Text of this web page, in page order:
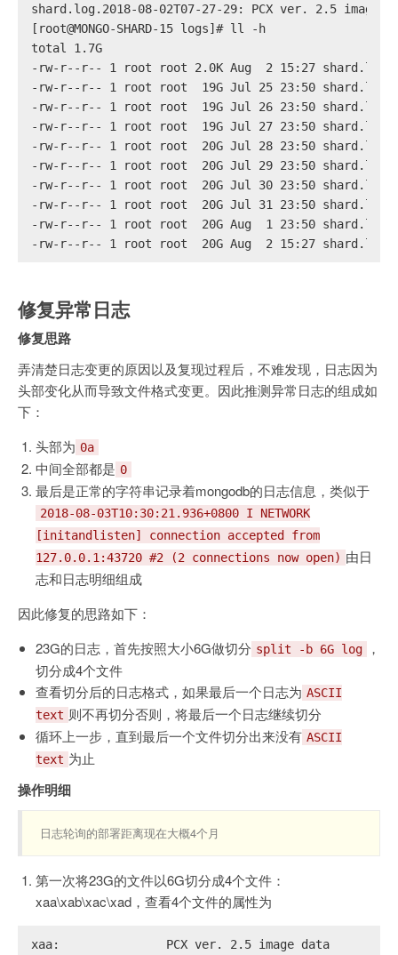
shard.log.2018-08-02T07-27-29: PCX ver. 2.5 image
[root@MONGO-SHARD-15 logs]# ll -h
total 1.7G
-rw-r--r-- 1 root root 2.0K Aug  2 15:27 shard.log
-rw-r--r-- 1 root root  19G Jul 25 23:50
-rw-r--r-- 1 root root  19G Jul 26 23:50
-rw-r--r-- 1 root root  19G Jul 27 23:50
-rw-r--r-- 1 root root  20G Jul 28 23:50
-rw-r--r-- 1 root root  20G Jul 29 23:50
-rw-r--r-- 1 root root  20G Jul 30 23:50
-rw-r--r-- 1 root root  20G Jul 31 23:50
-rw-r--r-- 1 root root  20G Aug  1 23:50
-rw-r--r-- 1 root root  20G Aug  2 15:27
修复异常日志
修复思路
弄清楚日志变更的原因以及复现过程后，不难发现，日志因为
头部变化从而导致文件格式变更。因此推测异常日志的组成如
下：
头部为 0a
中间全部都是 0
最后是正常的字符串记录着mongodb的日志信息，类似于
2018-08-03T10:30:21.936+0800 I NETWORK
[initandlisten] connection accepted from
127.0.0.1:43720 #2 (2 connections now open) 由日
志和日志明细组成
因此修复的思路如下：
23G的日志，首先按照大小6G做切分 split -b 6G log
，
切分成4个文件
查看切分后的日志格式，如果最后一个日志为 ASCII
text 则不再切分否则，将最后一个日志继续切分
循环上一步，直到最后一个文件切分出来没有 ASCII
text 为止
操作明细
日志轮询的部署距离现在大概4个月
第一次将23G的文件以6G切分成4个文件：
xaa\xab\xac\xad，查看4个文件的属性为
xaa:               PCX ver. 2.5 image data